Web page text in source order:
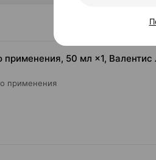
50 мл ×1, Валентис
применения